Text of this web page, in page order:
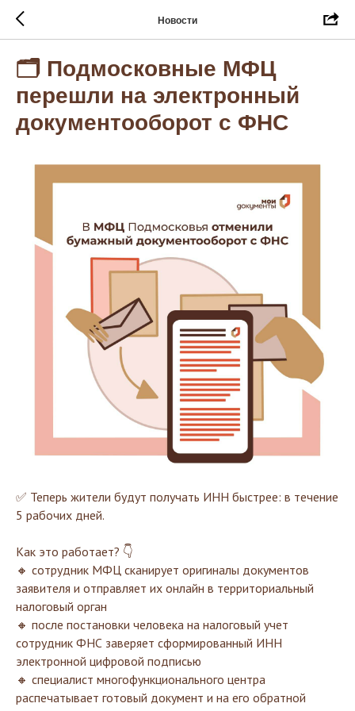
Новости
🗂 Подмосковные МФЦ
перешли на электронный
документооборот с ФНС
✅ Теперь жители будут получать ИНН быстрее: в течение
5 рабочих дней.
Как это работает? 👇
🔸 сотрудник МФЦ сканирует оригиналы документов
заявителя и отправляет их онлайн в территориальный
налоговый орган
🔸 после постановки человека на налоговый учет
сотрудник ФНС заверяет сформированный ИНН
электронной цифровой подписью
🔸 специалист многофункционального центра
распечатывает готовый документ и на его обратной